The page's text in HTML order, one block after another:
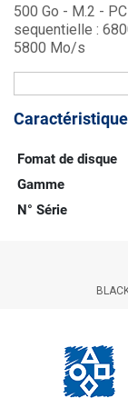
500 Go - M.2 -
sequentielle :
5800 Mo/s
Fomat de disque
Gamme
N° Série